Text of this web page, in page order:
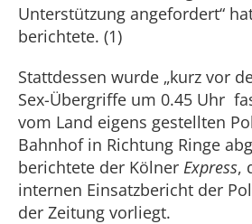
Unterstützung angefordert“
berichtete. (1)
Stattdessen wurde „kurz vor
Sex-Übergriffe um 0.45 Uhr
vom Land eigens gestellten
Bahnhof in Richtung Ringe
berichtete der Kölner Express,
internen Einsatzbericht der
der Zeitung vorliegt.